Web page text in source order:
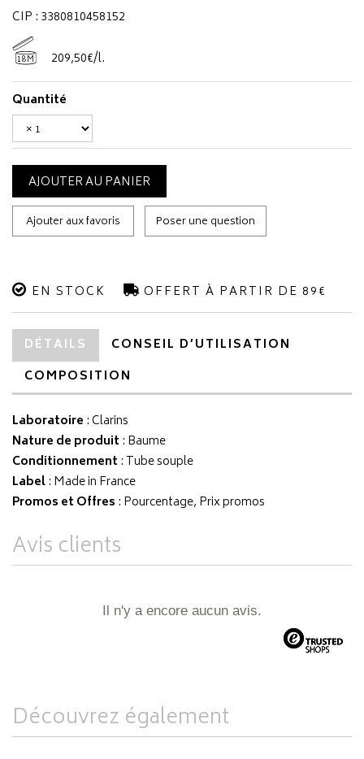
CIP : 3380810458152
18M 209,50€/l.
Quantité
AJOUTER AU PANIER
Ajouter aux favoris Poser une question
EN STOCK OFFERT À PARTIR DE 89€
DÉTAILS
CONSEIL D’UTILISATION
COMPOSITION
Laboratoire :Clarins
Nature de produit : Baume
Conditionnement : Tube souple
Label: Made in France
Promos et Offres : Pourcentage, Prix promos
Avis clients
Il n'y a encore aucun avis.
Découvrez également